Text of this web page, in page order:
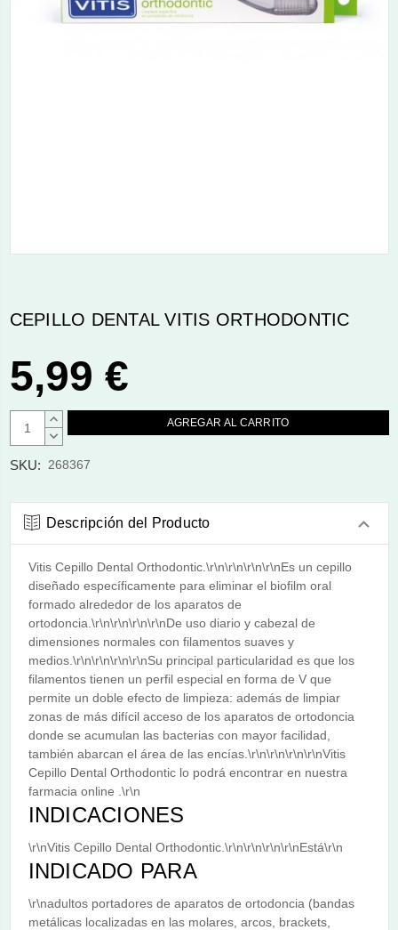
CEPILLO DENTAL VITIS ORTHODONTIC
5,99 €
AUMENTAR
CANTIDAD:
DISMINUIR
SKU: 268367
Descripción del Producto
Vitis Cepillo Dental Orthodontic.\r\n\r\n\r\n\r\nEs un cepillo
diseñado específicamente para eliminar el biofilm oral
formado alrededor de los aparatos de
ortodoncia.\r\n\r\n\r\n\r\nDe uso diario y cabezal de
dimensiones normales con filamentos suaves y
medios.\r\n\r\n\r\n\r\nSu principal particularidad es que los
filamentos tienen un perfil especial en forma de V que
permite un doble efecto de limpieza: además de limpiar
zonas de más difícil acceso de los aparatos de ortodoncia
donde se acumulan las bacterias con mayor facilidad,
también abarcan el área de las encías.\r\n\r\n\r\n\r\nVitis
Cepillo Dental Orthodontic lo podrá encontrar en nuestra
farmacia online .\r\n
INDICACIONES
\r\nVitis Cepillo Dental Orthodontic.\r\n\r\n\r\n\r\nEstá\r\n
INDICADO PARA
\r\nadultos portadores de aparatos de ortodoncia (bandas
metálicas localizadas en las molares, arcos, brackets,